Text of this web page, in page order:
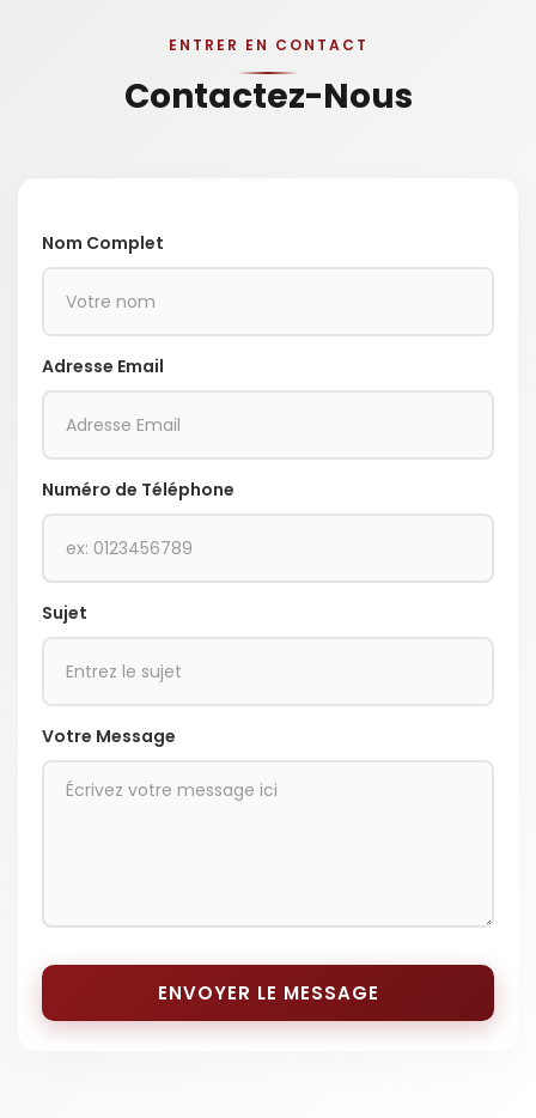
ENTRER EN CONTACT
Contactez-Nous
Nom Complet
Adresse Email
Numéro de Téléphone
Sujet
Votre Message
ENVOYER LE MESSAGE